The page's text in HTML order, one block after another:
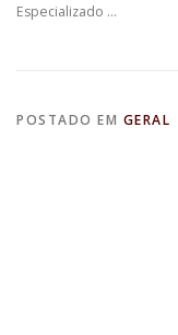
Especializado …
POSTADO EM GERAL